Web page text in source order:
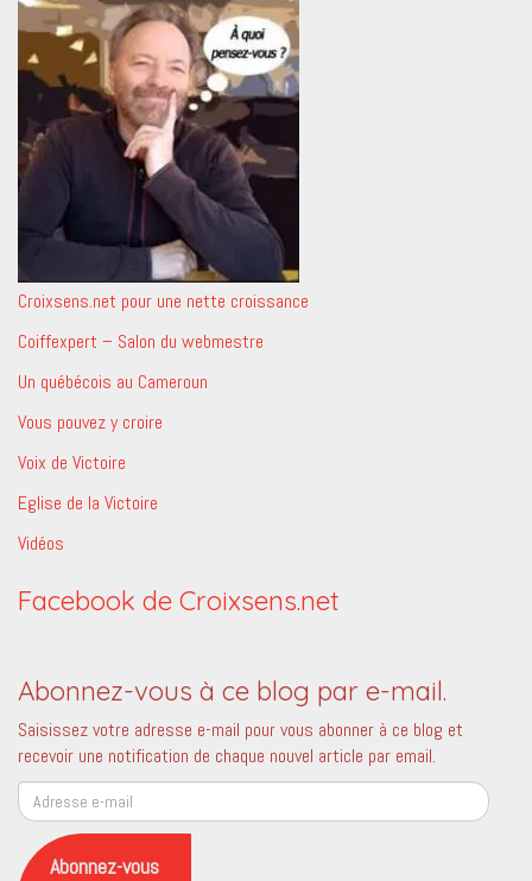
Croixsens.net pour une nette croissance
Coiffexpert – Salon du webmestre
Un québécois au Cameroun
Vous pouvez y croire
Voix de Victoire
Eglise de la Victoire
Vidéos
Facebook de Croixsens.net
Abonnez-vous à ce blog par e-mail.
Saisissez votre adresse e-mail pour vous abonner à ce blog et
recevoir une notification de chaque nouvel article par email.
Adresse
e-
mail
Abonnez-vous